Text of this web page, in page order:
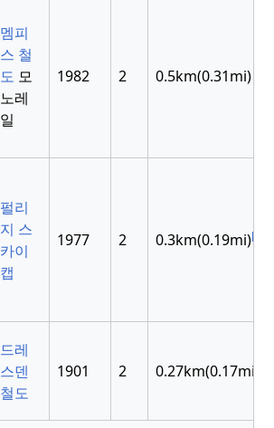
멤피
스 철
도 모
노레
일
1982 2 0.5km(0.31mi)
펄리
지 스
카이
캡
1977 2 0.3km(0.19mi)[7]
드레
스덴
철도
1901 2 0.27km(0.17mi)